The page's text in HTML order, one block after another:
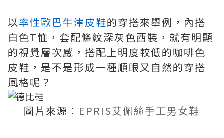
以率性歐巴牛津皮鞋的穿搭來舉例，內搭
白色T恤，套配條紋深灰色西裝，就有明顯
的視覺層次感，搭配上明度較低的咖啡色
皮鞋，是不是形成一種順眼又自然的穿搭
風格呢？
圖片來源： EPRIS艾佩絲手工男女鞋